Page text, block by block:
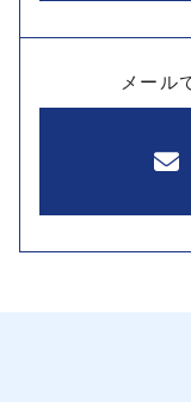
メール